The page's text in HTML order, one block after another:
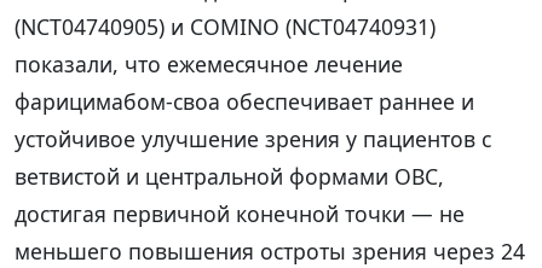
(NCT04740905) и COMINO (NCT04740931)
показали, что ежемесячное лечение
фарицимабом-своа обеспечивает раннее и
устойчивое улучшение зрения у пациентов с
ветвистой и центральной формами ОВС,
достигая первичной конечной точки — не
меньшего повышения остроты зрения через 24